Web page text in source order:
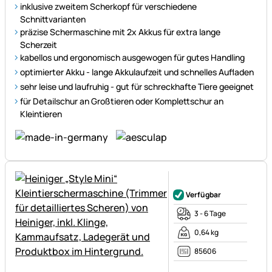
inklusive zweitem Scherkopf für verschiedene
Schnittvarianten
präzise Schermaschine mit 2x Akkus für extra lange
Scherzeit
kabellos und ergonomisch ausgewogen für gutes Handling
optimierter Akku - lange Akkulaufzeit und schnelles Aufladen
sehr leise und laufruhig - gut für schreckhafte Tiere geeignet
für Detailschur an Großtieren oder Komplettschur an
Kleintieren
Verfügbar
3 - 6 Tage
0,64 kg
85606